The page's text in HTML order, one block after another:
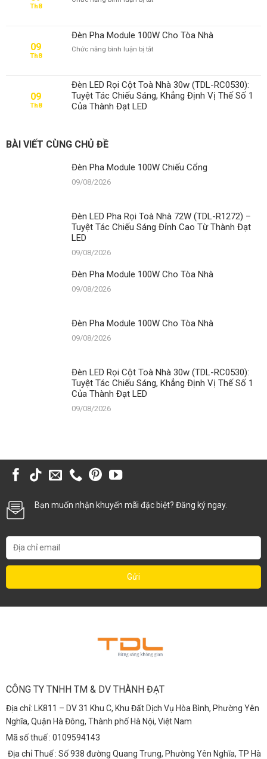
Th8
100W
Cho
09
Th8
Đèn Pha Module 100W Cho Tòa Nhà
Chức năng bình luận bị tắtở
100W
Cho
09
Th8
Đèn LED Rọi Cột Toà Nhà 30w (TDL-RC0530):
Tuyệt Tác Chiếu Sáng, Khẳng Định Vị Thế Số 1
Của Thành Đạt LED
BÀI VIẾT CÙNG CHỦ ĐỀ
Đèn Pha Module 100W Chiếu Cổng
09/08/2026
Đèn LED Pha Rọi Toà Nhà 72W (TDL-R1272) –
Tuyệt Tác Chiếu Sáng Đỉnh Cao Từ Thành Đạt
LED
09/08/2026
Đèn Pha Module 100W Cho Tòa Nhà
09/08/2026
Đèn Pha Module 100W Cho Tòa Nhà
09/08/2026
Đèn LED Rọi Cột Toà Nhà 30w (TDL-RC0530):
Tuyệt Tác Chiếu Sáng, Khẳng Định Vị Thế Số 1
Của Thành Đạt LED
09/08/2026
Bạn muốn nhận khuyến mãi đặc biệt? Đăng ký ngay.
CÔNG TY TNHH TM & DV THÀNH ĐẠT
Địa chỉ: LK811 – DV 31 Khu C, Khu Đất Dịch Vụ Hòa Bình, Phường Yên
Nghĩa, Quận Hà Đông, Thành phố Hà Nội, Việt Nam
Mã số thuế : 0109594143
Địa chỉ Thuế : Số 938 đường Quang Trung, Phường Yên Nghĩa, TP Hà